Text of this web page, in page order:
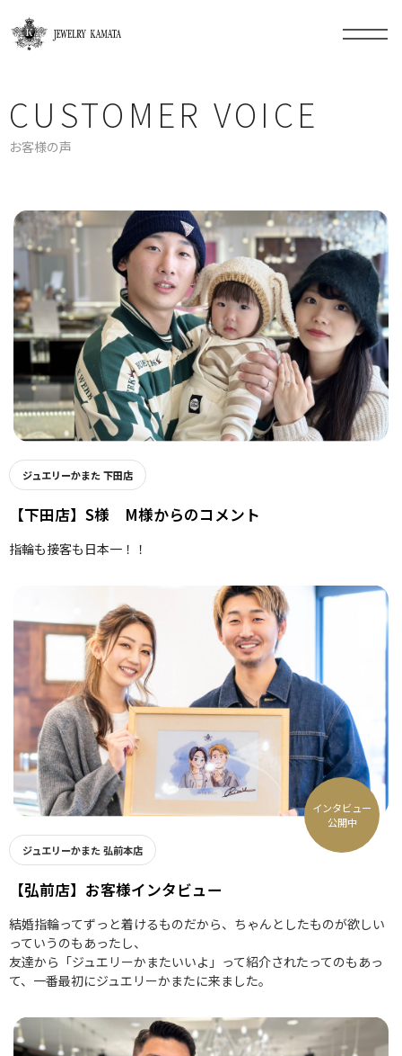
CUSTOMER VOICE
お客様の声
ジュエリーかまた 下田店
【下田店】S様 M様からのコメント
指輪も接客も日本一！！
ジュエリーかまた 弘前本店
インタビュー
公開中
【弘前店】お客様インタビュー
結婚指輪ってずっと着けるものだから、ちゃんとしたものが欲しい
っていうのもあったし、
友達から「ジュエリーかまたいいよ」って紹介されたってのもあっ
て、一番最初にジュエリーかまたに来ました。